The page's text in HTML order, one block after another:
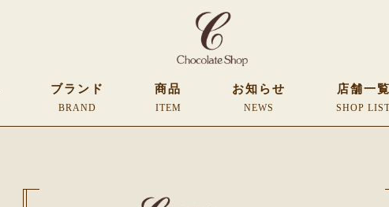
ブランド
BRAND
商品
ITEM
お知らせ
NEWS
店舗一
SHOP